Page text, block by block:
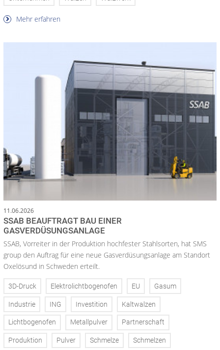
Mehr erfahren
11.06.2026
SSAB BEAUFTRAGT BAU EINER
GASVERDÜSUNGSANLAGE
SSAB, Vorreiter in der Produktion hochfester Stahlsorten, hat SMS
group den Auftrag für eine neue Gasverdüsungsanlage am Standort
Oxelösund in Schweden erteilt.
3D-Druck Elektrolichtbogenofen EU Gasum
Industrie ING Investition Kaltwalzen
Lichtbogenofen Metallpulver Partnerschaft
Produktion Pulver Schmelze Schmelzen